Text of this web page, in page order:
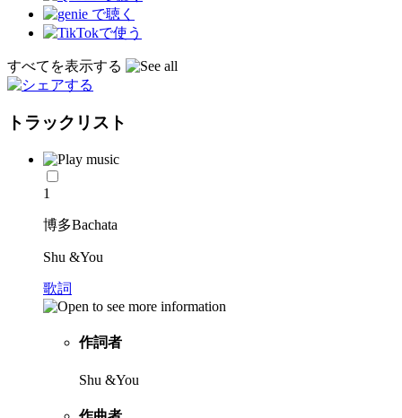
すべてを表示する
トラックリスト
1
博多Bachata
Shu &You
歌詞
作詞者
Shu &You